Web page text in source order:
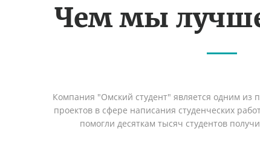
Чем мы
Компания "Омский студент" является одним из
проектов в сфере написания студенческих
помогли десяткам тысяч студентов